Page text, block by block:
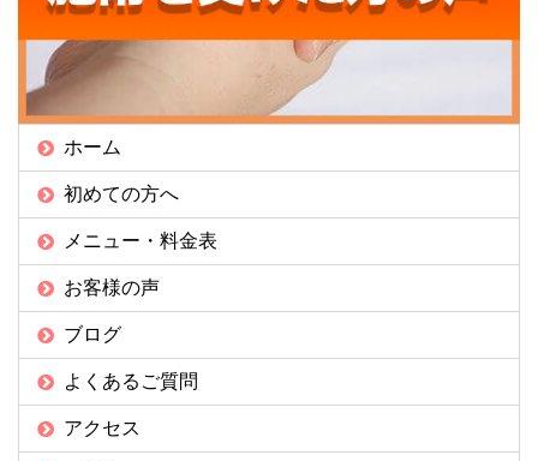
ホーム
初めての方へ
メニュー・料金表
お客様の声
ブログ
よくあるご質問
アクセス